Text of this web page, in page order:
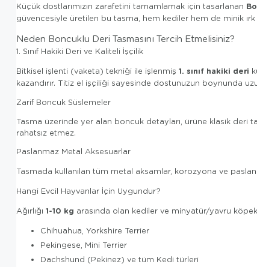
Küçük dostlarımızın zarafetini tamamlamak için tasarlanan
güvencesiyle üretilen bu tasma, hem kediler hem de minik
Neden Boncuklu Deri Tasmasını Tercih Etmelisiniz?
1. Sınıf Hakiki Deri ve Kaliteli İşçilik
Bitkisel işlenti (vaketa) tekniği ile işlenmiş 1. sınıf hakiki deri
kazandırır. Titiz el işçiliği sayesinde dostunuzun boynunda
Zarif Boncuk Süslemeler
Tasma üzerinde yer alan boncuk detayları, ürüne klasik deri
rahatsız etmez.
Paslanmaz Metal Aksesuarlar
Tasmada kullanılan tüm metal aksamlar, korozyona ve
Hangi Evcil Hayvanlar İçin Uygundur?
Ağırlığı 1-10 kg arasında olan kediler ve minyatür/yavru
Chihuahua, Yorkshire Terrier
Pekingese, Mini Terrier
Dachshund (Pekinez) ve tüm Kedi türleri